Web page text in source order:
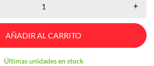
+
AÑADIR AL CARRITO
Últimas unidades en stock